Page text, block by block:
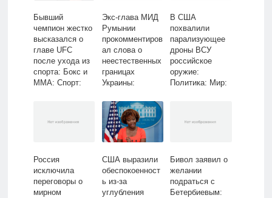
Бывший
чемпион жестко
высказался о
главе UFC
после ухода из
спорта: Бокс и
ММА: Спорт:
Экс-глава МИД
Румынии
прокомментиров
ал слова о
неестественных
границах
Украины:
Lenta.ru
В США
похвалили
парализующее
дроны ВСУ
российское
оружие:
Политика: Мир:
Россия
исключила
переговоры о
мирном
США выразили
обеспокоенност
ь из-за
углубления
Бивол заявил о
желании
подраться с
Бетербиевым: